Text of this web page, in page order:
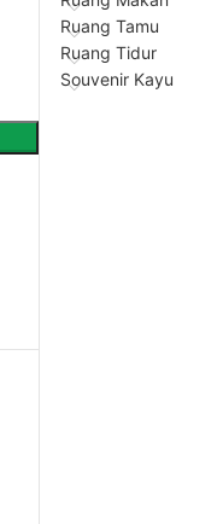
Ruang Tamu
Ruang Tidur
Souvenir Kayu